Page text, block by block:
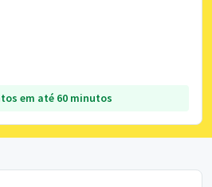
em até 60 minutos